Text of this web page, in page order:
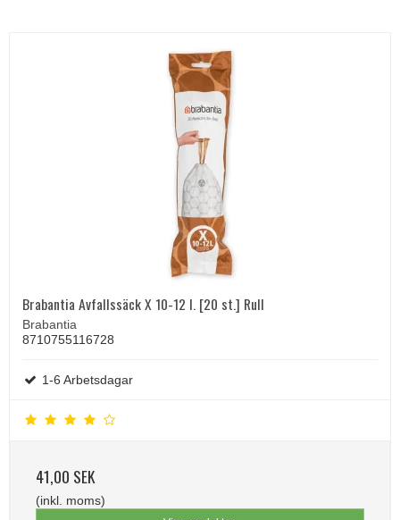
Brabantia Avfallssäck X 10-12 l. [20 st.] Rull
Brabantia
8710755116728
1-6 Arbetsdagar
41,00 SEK
(inkl. moms)